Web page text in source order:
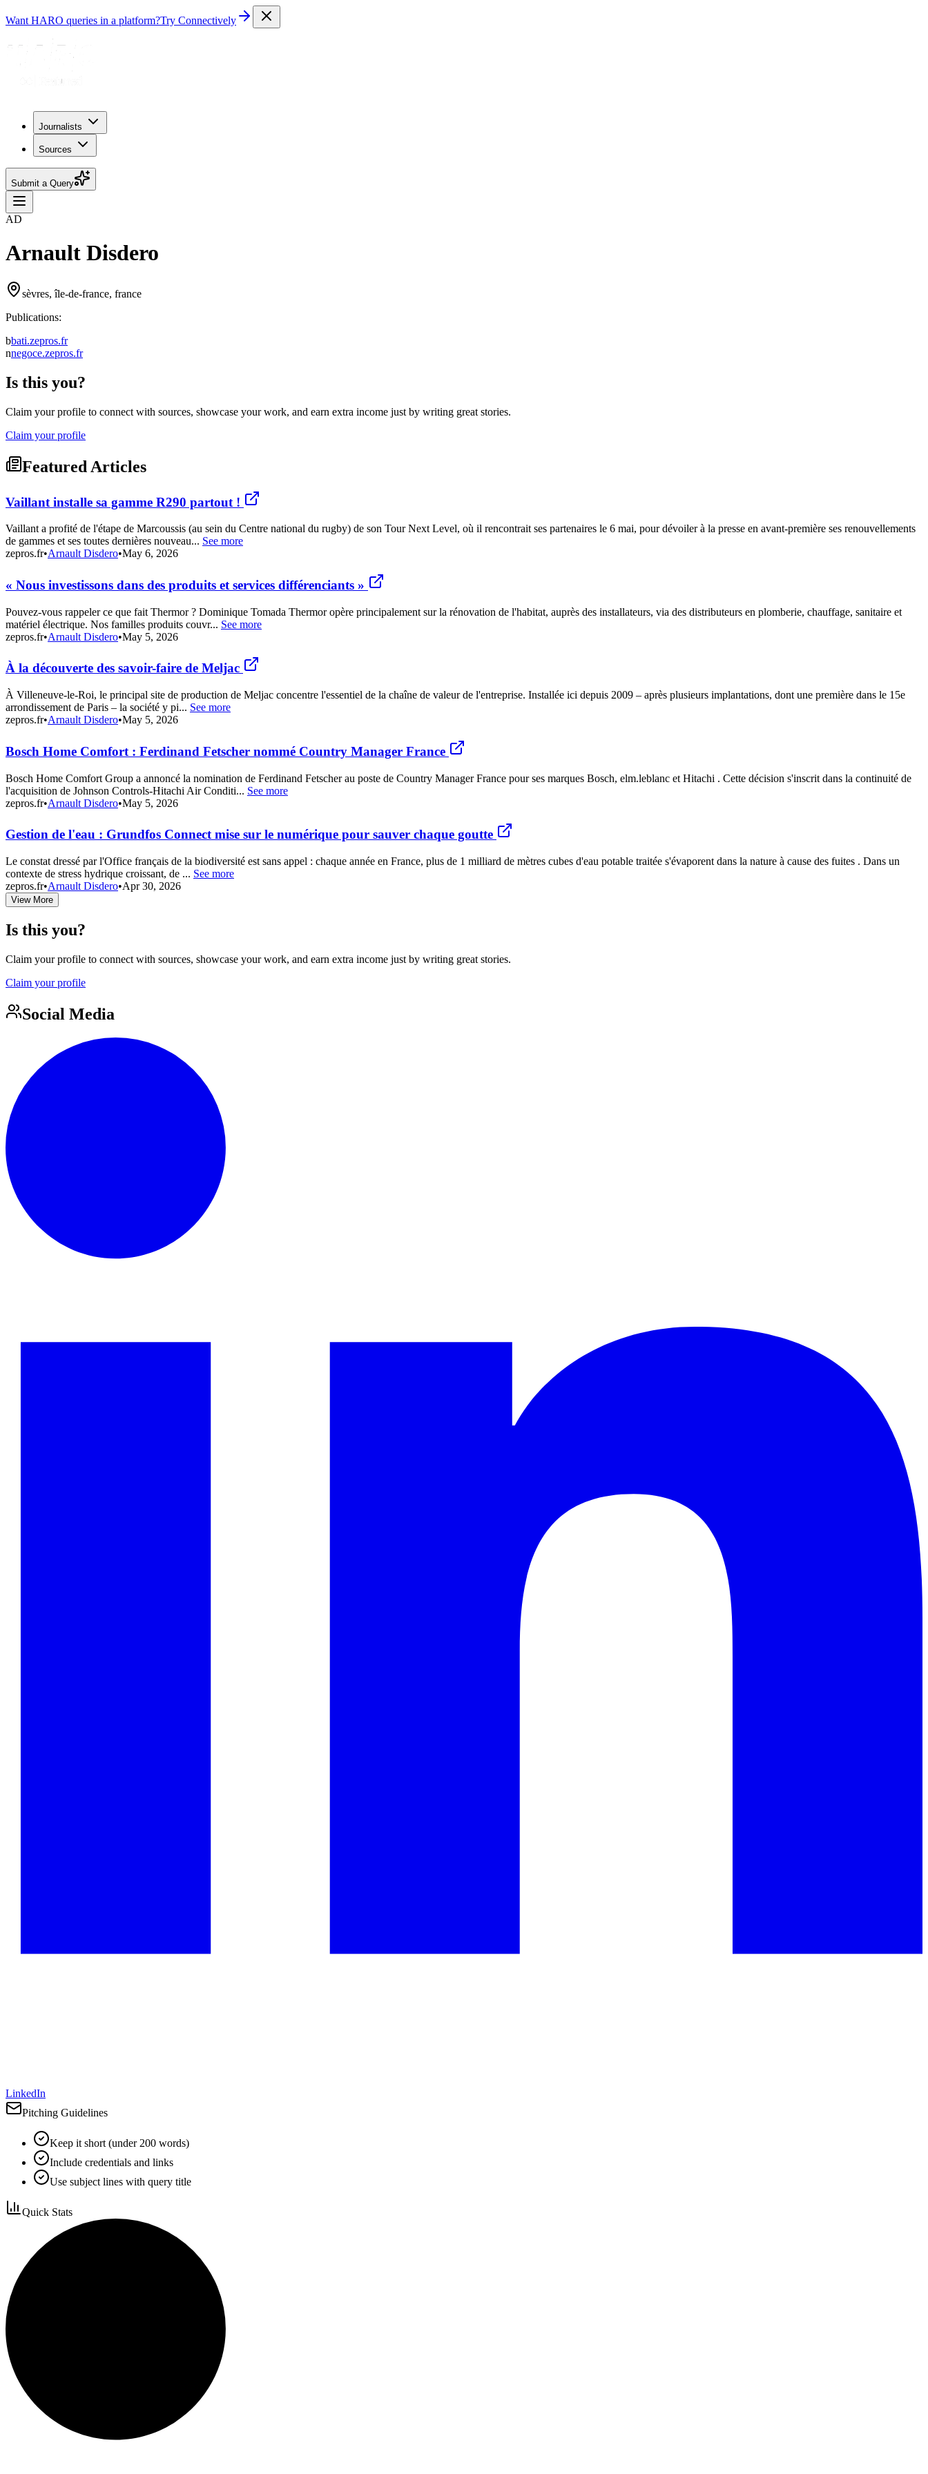
Want HARO queries in a platform?Try Connectively
Journalists
Sources
Submit a Query
AD
Arnault Disdero
sèvres, île-de-france, france
Publications:
bbati.zepros.fr
nnegoce.zepros.fr
Is this you?
Claim your profile to connect with sources, showcase your work, and earn extra income just by writing great stories.
Claim your profile
Featured Articles
Vaillant installe sa gamme R290 partout !
Vaillant a profité de l'étape de Marcoussis (au sein du Centre national du rugby) de son Tour Next Level, où il rencontrait ses partenaires le 6 mai, pour dévoiler à la presse en avant-première ses renouvellements
de gammes et ses toutes dernières nouveau... See more
zepros.fr•Arnault Disdero•May 6, 2026
« Nous investissons dans des produits et services différenciants »
Pouvez-vous rappeler ce que fait Thermor ? Dominique Tomada Thermor opère principalement sur la rénovation de l'habitat, auprès des installateurs, via des distributeurs en plomberie, chauffage, sanitaire et
matériel électrique. Nos familles produits couvr... See more
zepros.fr•Arnault Disdero•May 5, 2026
À la découverte des savoir-faire de Meljac
À Villeneuve-le-Roi, le principal site de production de Meljac concentre l'essentiel de la chaîne de valeur de l'entreprise. Installée ici depuis 2009 – après plusieurs implantations, dont une première dans le 15e
arrondissement de Paris – la société y pi... See more
zepros.fr•Arnault Disdero•May 5, 2026
Bosch Home Comfort : Ferdinand Fetscher nommé Country Manager France
Bosch Home Comfort Group a annoncé la nomination de Ferdinand Fetscher au poste de Country Manager France pour ses marques Bosch, elm.leblanc et Hitachi . Cette décision s'inscrit dans la continuité de
l'acquisition de Johnson Controls-Hitachi Air Conditi... See more
zepros.fr•Arnault Disdero•May 5, 2026
Gestion de l'eau : Grundfos Connect mise sur le numérique pour sauver chaque goutte
Le constat dressé par l'Office français de la biodiversité est sans appel : chaque année en France, plus de 1 milliard de mètres cubes d'eau potable traitée s'évaporent dans la nature à cause des fuites . Dans un
contexte de stress hydrique croissant, de ... See more
zepros.fr•Arnault Disdero•Apr 30, 2026
View More
Is this you?
Claim your profile to connect with sources, showcase your work, and earn extra income just by writing great stories.
Claim your profile
Social Media
LinkedIn
Pitching Guidelines
Keep it short (under 200 words)
Include credentials and links
Use subject lines with query title
Quick Stats